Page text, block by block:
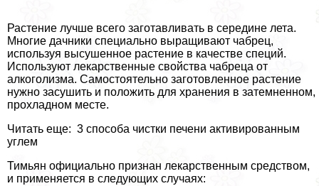
Растение лучше всего заготавливать в середине лета.
Многие дачники специально выращивают чабрец,
используя высушенное растение в качестве специй.
Используют лекарственные свойства чабреца от
алкоголизма. Самостоятельно заготовленное растение
нужно засушить и положить для хранения в затемненном,
прохладном месте.
Читать еще: 3 способа чистки печени активированным
углем
Тимьян официально признан лекарственным средством,
и применяется в следующих случаях: